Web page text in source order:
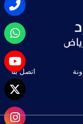
اتصل بنا